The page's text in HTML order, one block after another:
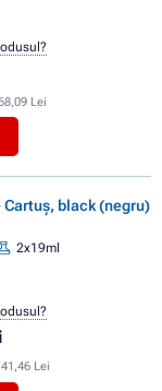
Lei
Cartuș, black (negru)
2x19ml
Lei